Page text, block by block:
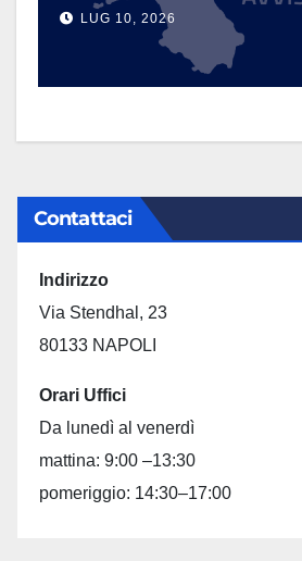
LUG 10, 2026
Contattaci
Indirizzo
Via Stendhal, 23
80133 NAPOLI
Orari Uffici
Da lunedì al venerdì
mattina: 9:00 –13:30
pomeriggio: 14:30–17:00